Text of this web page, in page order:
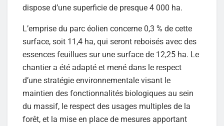
dispose d’une superficie de presque 4 000 ha.
L’emprise du parc éolien concerne 0,3 % de cette
surface, soit 11,4 ha, qui seront reboisés avec des
essences feuillues sur une surface de 12,25 ha. Le
chantier a été adapté et mené dans le respect
d’une stratégie environnementale visant le
maintien des fonctionnalités biologiques au sein
du massif, le respect des usages multiples de la
forêt, et la mise en place de mesures apportant